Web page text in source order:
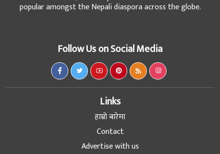
popular amongst the Nepali diaspora across the globe.
Follow Us on Social Media
Links
हाम्रो बारेमा
Contact
Advertise with us